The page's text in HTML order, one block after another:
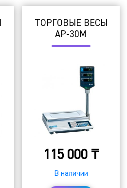
ТОРГОВЫЕ ВЕСЫ
AP-30M
115 000 ₸
В наличии